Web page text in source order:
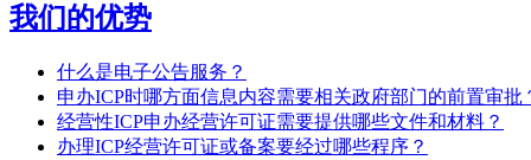
我们的优势
什么是电子公告服务？
申办ICP时哪方面信息内容需要相关政府部门的前置审批
经营性ICP申办经营许可证需要提供哪些文件和材料？
办理ICP经营许可证或备案要经过哪些程序？